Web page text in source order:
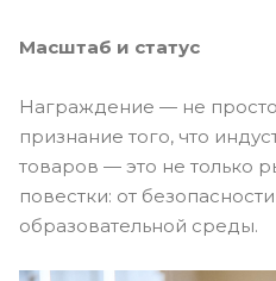
Масштаб и статус
Награждение — не
признание того, что
товаров — это не только
повестки: от
образовательной среды.